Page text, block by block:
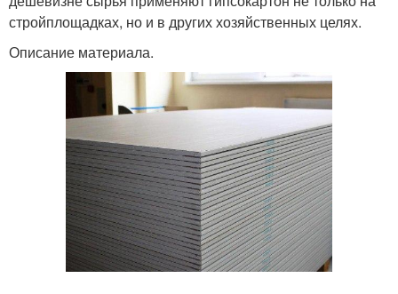
стройплощадках, но и в других хозяйственных целях.
Описание материала.